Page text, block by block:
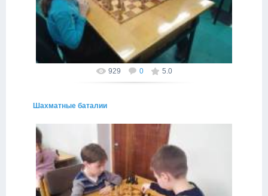
ход
Провинциал
929 0 5.0
Шахматные баталии
29.03.2015